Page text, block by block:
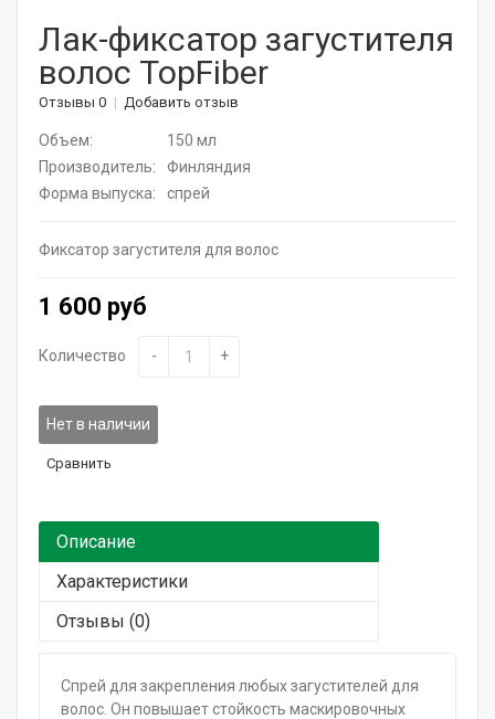
Корейская косметика
Актуальная косметика для лица и тела
Витамины для волос
Расчески
Средства для ресниц
SPA - уход для волос
Щадящее окрашивание
Средства для укладки
Подарочный сертификат
Лак-фиксатор загустителя
волос TopFiber
Отзывы 0 Добавить отзыв
Объем:
150 мл
Производитель:
Финляндия
Форма выпуска:
спрей
Фиксатор загустителя для волос
1 600 руб
Количество - +
Нет в наличии
Сравнить
Описание
Характеристики
Отзывы (0)
Спрей для закрепления любых загустителей для
волос. Он повышает стойкость маскировочных